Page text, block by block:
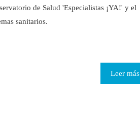
de Salud 'Especialistas ¡YA!' y el
sanitarios.
Leer más